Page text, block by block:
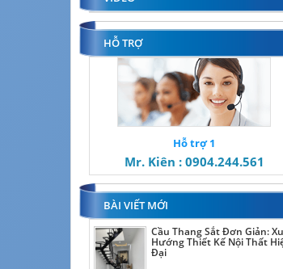
HỖ TRỢ
Hỗ trợ 1
Mr. Kiên : 0904.244.561
BÀI VIẾT MỚI
Cầu Thang Sắt Đơn Giản: Xu
Hướng Thiết Kế Nội Thất
Đại